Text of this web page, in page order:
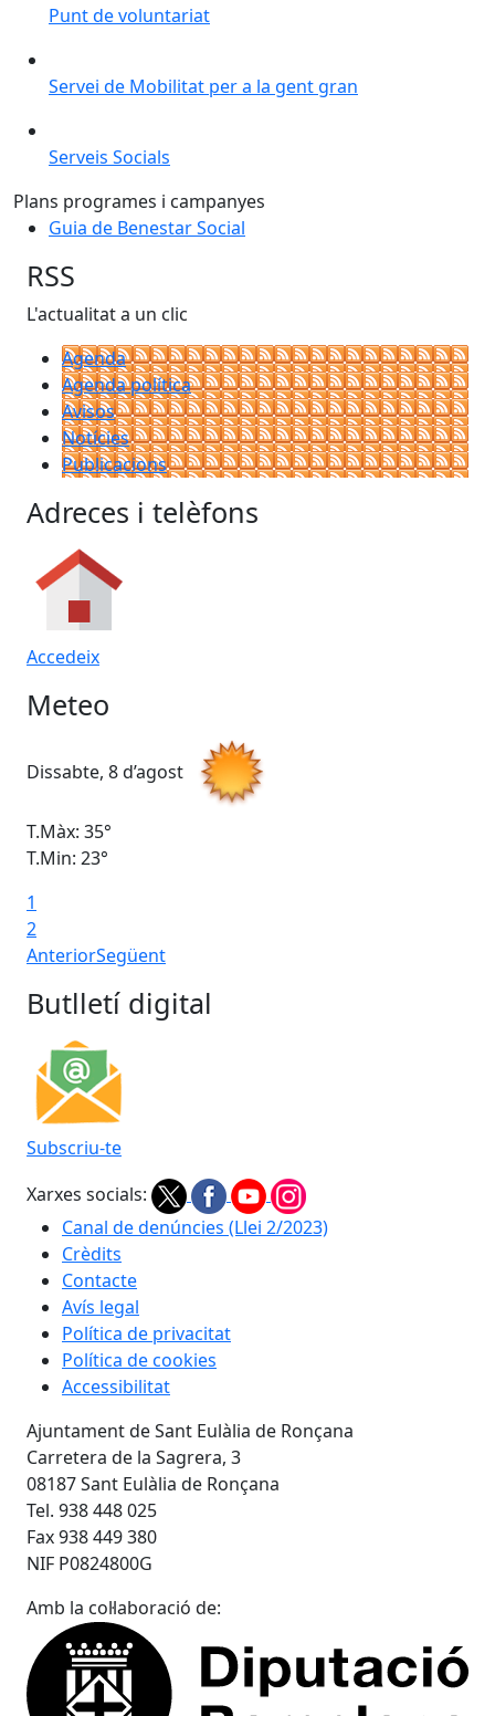
Punt de voluntariat
Servei de Mobilitat per a la gent gran
Serveis Socials
Plans programes i campanyes
Guia de Benestar Social
RSS
L'actualitat a un clic
Agenda
Agenda política
Avisos
Notícies
Publicacions
Adreces i telèfons
Accedeix
Meteo
Dissabte, 8 d’agost
T.Màx: 35°
T.Min: 23°
1
2
AnteriorSegüent
Butlletí digital
Subscriu-te
Xarxes socials:
Canal de denúncies (Llei 2/2023)
Crèdits
Contacte
Avís legal
Política de privacitat
Política de cookies
Accessibilitat
Ajuntament de Sant Eulàlia de Ronçana
Carretera de la Sagrera, 3
08187 Sant Eulàlia de Ronçana
Tel. 938 448 025
Fax 938 449 380
NIF P0824800G
Amb la col·laboració de: